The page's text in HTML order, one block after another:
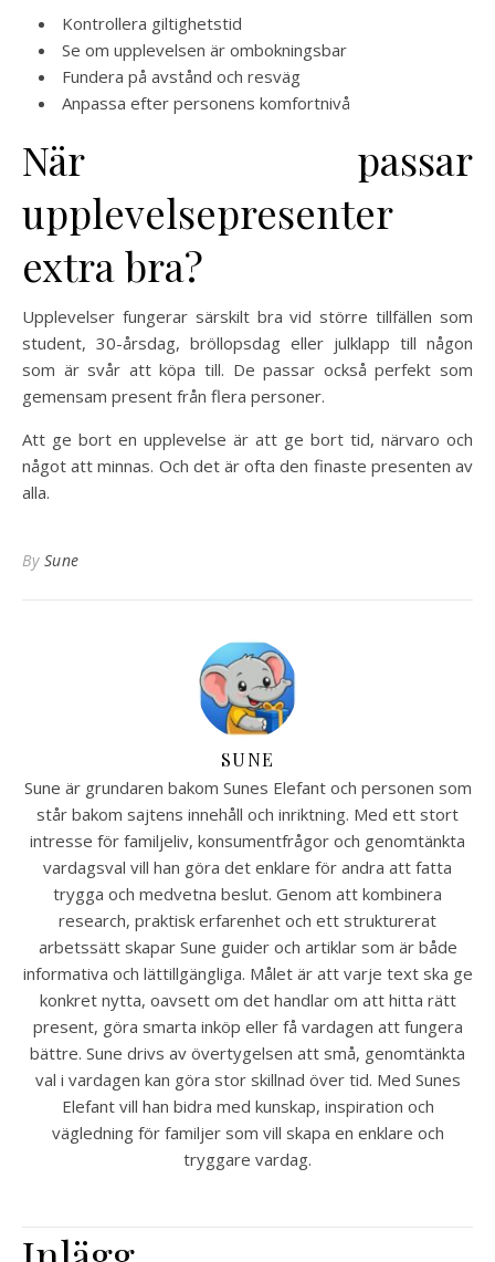
Kontrollera giltighetstid
Se om upplevelsen är ombokningsbar
Fundera på avstånd och resväg
Anpassa efter personens komfortnivå
När passar
upplevelsepresenter
extra bra?
Upplevelser fungerar särskilt bra vid större tillfällen som
student, 30-årsdag, bröllopsdag eller julklapp till någon
som är svår att köpa till. De passar också perfekt som
gemensam present från flera personer.
Att ge bort en upplevelse är att ge bort tid, närvaro och
något att minnas. Och det är ofta den finaste presenten av
alla.
By Sune
SUNE
Sune är grundaren bakom Sunes Elefant och personen som
står bakom sajtens innehåll och inriktning. Med ett stort
intresse för familjeliv, konsumentfrågor och genomtänkta
vardagsval vill han göra det enklare för andra att fatta
trygga och medvetna beslut. Genom att kombinera
research, praktisk erfarenhet och ett strukturerat
arbetssätt skapar Sune guider och artiklar som är både
informativa och lättillgängliga. Målet är att varje text ska ge
konkret nytta, oavsett om det handlar om att hitta rätt
present, göra smarta inköp eller få vardagen att fungera
bättre. Sune drivs av övertygelsen att små, genomtänkta
val i vardagen kan göra stor skillnad över tid. Med Sunes
Elefant vill han bidra med kunskap, inspiration och
vägledning för familjer som vill skapa en enklare och
tryggare vardag.